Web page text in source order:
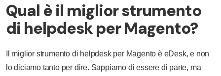
Qual è il miglior strumento
di helpdesk per Magento?
Il miglior strumento di helpdesk per Magento è eDesk, e non
lo diciamo tanto per dire. Sappiamo di essere di parte, ma